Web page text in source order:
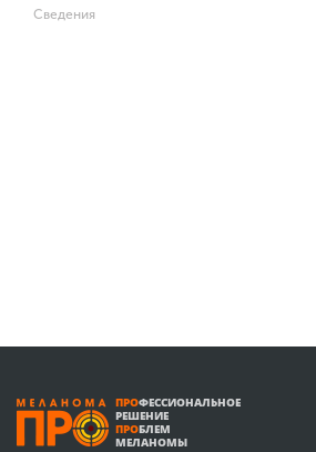
Сведения
ПРОФЕССИОНАЛЬНОЕ
РЕШЕНИЕ
ПРОБЛЕМ
МЕЛАНОМЫ